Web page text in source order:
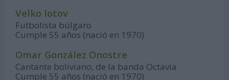
Velko Iotov
Futbolista búlgaro
Cumple 55 años (nació en 1970)
Omar González Onostre
Cantante boliviano, de la banda Octavia
Cumple 55 años (nació en 1970)